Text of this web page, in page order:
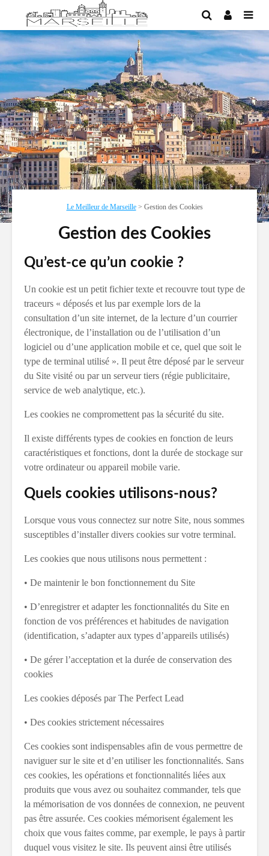
Le Meilleur de Marseille> Gestion des Cookies
Gestion des Cookies
Qu’est-ce qu’un cookie ?
Un cookie est un petit fichier texte et recouvre tout type de
traceurs « déposés et lus par exemple lors de la
consultation d’un site internet, de la lecture d’un courrier
électronique, de l’installation ou de l’utilisation d’un
logiciel ou d’une application mobile et ce, quel que soit le
type de terminal utilisé ». Il peut être déposé par le serveur
du Site visité ou par un serveur tiers (régie publicitaire,
service de web analytique, etc.).
Les cookies ne compromettent pas la sécurité du site.
Il existe différents types de cookies en fonction de leurs
caractéristiques et fonctions, dont la durée de stockage sur
votre ordinateur ou appareil mobile varie.
Quels cookies utilisons-nous?
Lorsque vous vous connectez sur notre Site, nous sommes
susceptibles d’installer divers cookies sur votre terminal.
Les cookies que nous utilisons nous permettent :
• De maintenir le bon fonctionnement du Site
• D’enregistrer et adapter les fonctionnalités du Site en
fonction de vos préférences et habitudes de navigation
(identification, s’adapter aux types d’appareils utilisés)
• De gérer l’acceptation et la durée de conservation des
cookies
Les cookies déposés par The Perfect Lead
• Des cookies strictement nécessaires
Ces cookies sont indispensables afin de vous permettre de
naviguer sur le site et d’en utiliser les fonctionnalités. Sans
ces cookies, les opérations et fonctionnalités liées aux
produits que vous avez ou souhaitez commander, tels que
la mémorisation de vos données de connexion, ne peuvent
pas être assurée. Ces cookies mémorisent également les
choix que vous faites comme, par exemple, le pays à partir
duquel vous visitez le site. Ils peuvent ainsi être utilisés